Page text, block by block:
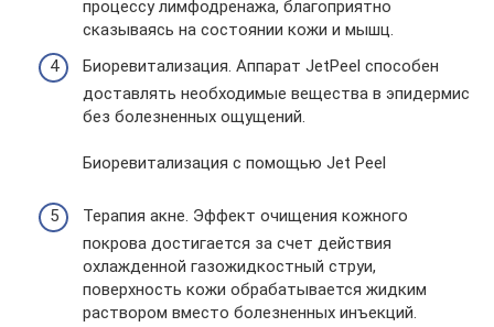
процессу лимфодренажа, благоприятно
сказываясь на состоянии кожи и мышц.
Биоревитализация. Аппарат JetPeel способен
доставлять необходимые вещества в эпидермис
без болезненных ощущений.
Биоревитализация с помощью Jet Peel
Терапия акне. Эффект очищения кожного
покрова достигается за счет действия
охлажденной газожидкостный струи,
поверхность кожи обрабатывается жидким
раствором вместо болезненных инъекций.